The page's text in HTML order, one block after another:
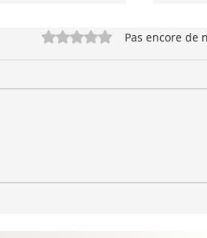
Noté 0 étoile sur 5.
Pas encore de